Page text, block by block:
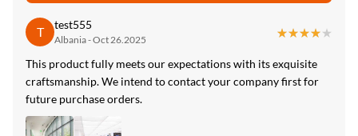
Design:
간단한 디자인, Mordern
High Light:
방습 대나무 숯 섬유판,5 밀리미터 대나무 숯 섬유판,
나무 무늬와 8 밀리미터 대나무 숯보드
T test555
Albania - Oct 26.2025
★★★★★
★★★★★
This product fully meets our expectations with its exquisite
craftsmanship. We intend to contact your company first for
future purchase orders.